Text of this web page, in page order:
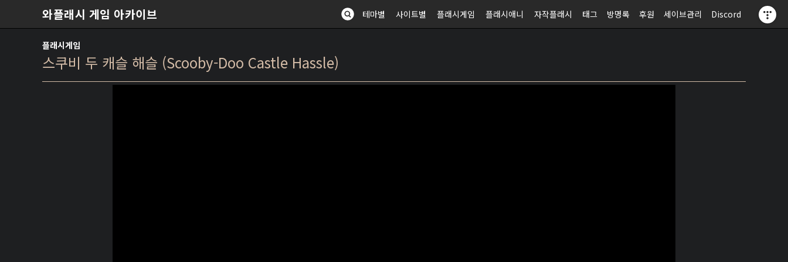
와플래시 게임 아카이브 테마별 사이트별 플래시게임 플래시애니 자작플래시 태그 방명록 후원 세이브관리 Discord
플래시게임
스쿠비 두 캐슬 해슬 (Scooby-Doo Castle Hassle)